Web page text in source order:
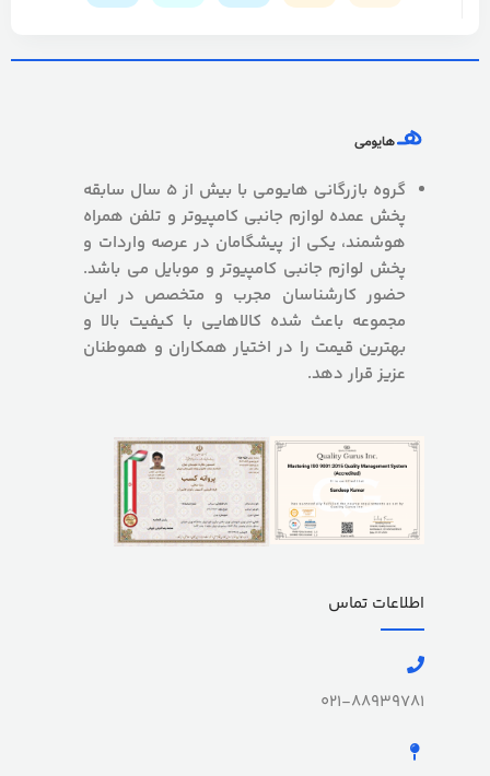
گروه بازرگانی هایومی با بیش از 5 سال سابقه
پخش عمده لوازم جانبی کامپیوتر و تلفن همراه
هوشمند، یکی از پیشگامان در عرصه واردات و
پخش لوازم جانبی کامپیوتر و موبایل می باشد.
حضور کارشناسان مجرب و متخصص در این
مجموعه باعث شده کالاهایی با کیفیت بالا و
بهترین قیمت را در اختیار همکاران و هموطنان
عزیز قرار دهد.
اطلاعات تماس
021-88939781